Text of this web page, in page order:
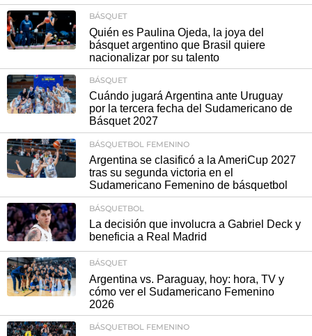
BÁSQUET
Quién es Paulina Ojeda, la joya del
básquet argentino que Brasil quiere
nacionalizar por su talento
BÁSQUET
Cuándo jugará Argentina ante Uruguay
por la tercera fecha del Sudamericano de
Básquet 2027
BÁSQUETBOL FEMENINO
Argentina se clasificó a la AmeriCup 2027
tras su segunda victoria en el
Sudamericano Femenino de básquetbol
BÁSQUETBOL
La decisión que involucra a Gabriel Deck y
beneficia a Real Madrid
BÁSQUET
Argentina vs. Paraguay, hoy: hora, TV y
cómo ver el Sudamericano Femenino
2026
BÁSQUETBOL FEMENINO